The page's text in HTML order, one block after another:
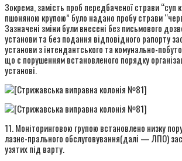
Зокрема, замість проб передбаченої страви “суп
пшоняною крупою” було надано пробу страви
Зазначені зміни були внесені без письмового
установи та без подання відповідного рапорту
установи з інтендантського та комунально-
що є порушенням встановленого порядку
установі.
11. Моніторинговою групою встановлено низку
лазне-прального обслуговування(далі — ЛПО)
узятих під варту.